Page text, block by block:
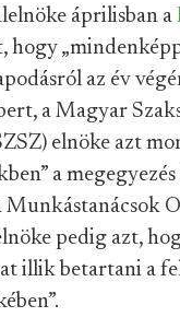
áprilisban a
hogy
az év
a Magyar
elnöke azt
a
Munkástanácsok
pedig azt,
illik betartani a